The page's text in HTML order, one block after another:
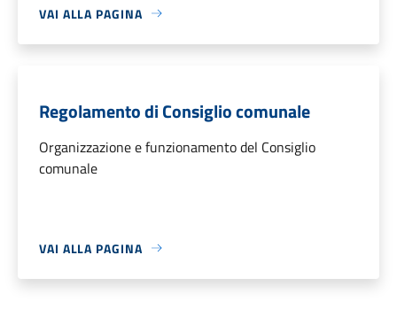
VAI ALLA PAGINA
Regolamento di Consiglio comunale
Organizzazione e funzionamento del Consiglio
comunale
VAI ALLA PAGINA